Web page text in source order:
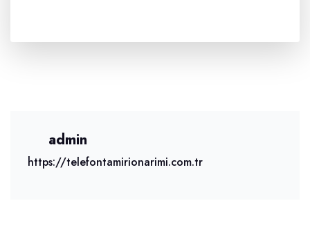
admin
https://telefontamirionarimi.com.tr